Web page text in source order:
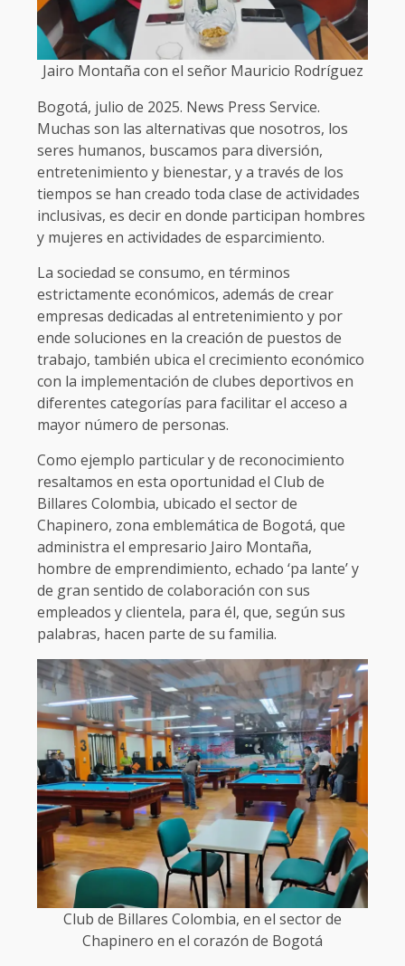
Jairo Montaña con el señor Mauricio Rodríguez
Bogotá, julio de 2025. News Press Service.
Muchas son las alternativas que nosotros, los
seres humanos, buscamos para diversión,
entretenimiento y bienestar, y a través de los
tiempos se han creado toda clase de actividades
inclusivas, es decir en donde participan hombres
y mujeres en actividades de esparcimiento.
La sociedad se consumo, en términos
estrictamente económicos, además de crear
empresas dedicadas al entretenimiento y por
ende soluciones en la creación de puestos de
trabajo, también ubica el crecimiento económico
con la implementación de clubes deportivos en
diferentes categorías para facilitar el acceso a
mayor número de personas.
Como ejemplo particular y de reconocimiento
resaltamos en esta oportunidad el Club de
Billares Colombia, ubicado el sector de
Chapinero, zona emblemática de Bogotá, que
administra el empresario Jairo Montaña,
hombre de emprendimiento, echado ‘pa lante’ y
de gran sentido de colaboración con sus
empleados y clientela, para él, que, según sus
palabras, hacen parte de su familia.
Club de Billares Colombia, en el sector de
Chapinero en el corazón de Bogotá